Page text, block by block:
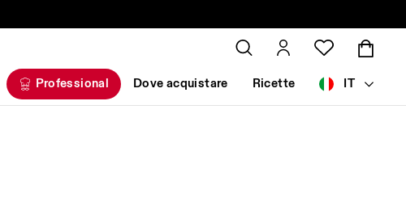
Professional Dove acquistare Ricette IT